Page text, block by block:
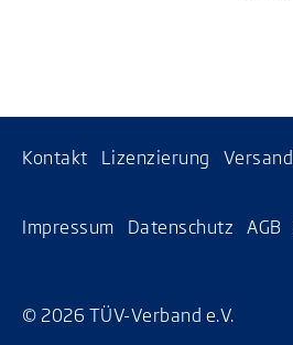
Kontakt Lizenzierung Versand
Impressum Datenschutz AGB
© 2026 TÜV-Verband e.V.